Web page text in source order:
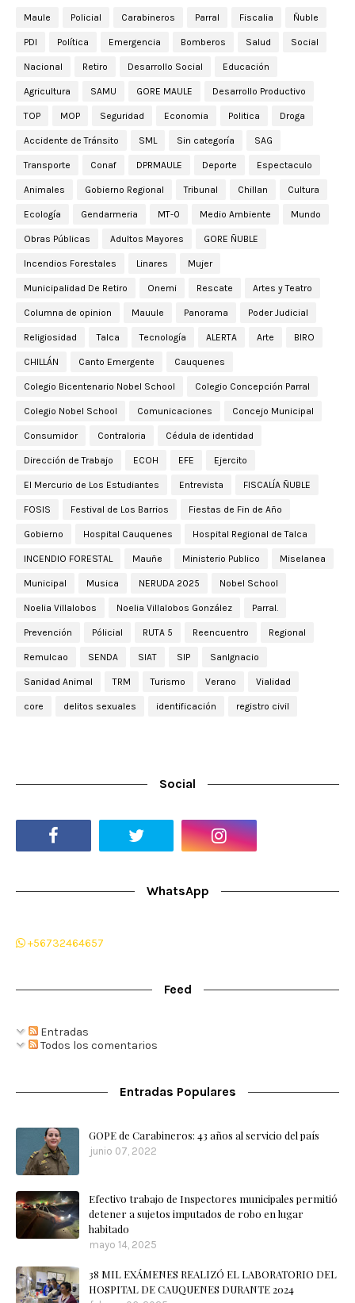
Maule Policial Carabineros Parral Fiscalia Ñuble
PDI Política Emergencia Bomberos Salud Social
Nacional Retiro Desarrollo Social Educación
Agricultura SAMU GORE MAULE Desarrollo Productivo
TOP MOP Seguridad Economia Politica Droga
Accidente de Tránsito SML Sin categoría SAG
Transporte Conaf DPRMAULE Deporte Espectaculo
Animales Gobierno Regional Tribunal Chillan Cultura
Ecología Gendarmeria MT-0 Medio Ambiente Mundo
Obras Públicas Adultos Mayores GORE ÑUBLE
Incendios Forestales Linares Mujer
Municipalidad De Retiro Onemi Rescate Artes y Teatro
Columna de opinion Mauule Panorama Poder Judicial
Religiosidad Talca Tecnología ALERTA Arte BIRO
CHILLÁN Canto Emergente Cauquenes
Colegio Bicentenario Nobel School Colegio Concepción Parral
Colegio Nobel School Comunicaciones Concejo Municipal
Consumidor Contraloria Cédula de identidad
Dirección de Trabajo ECOH EFE Ejercito
El Mercurio de Los Estudiantes Entrevista FISCALÍA ÑUBLE
FOSIS Festival de Los Barrios Fiestas de Fin de Año
Gobierno Hospital Cauquenes Hospital Regional de Talca
INCENDIO FORESTAL Mauñe Ministerio Publico Miselanea
Municipal Musica NERUDA 2025 Nobel School
Noelia Villalobos Noelia Villalobos González Parral.
Prevención Pólicial RUTA 5 Reencuentro Regional
Remulcao SENDA SIAT SIP SanIgnacio
Sanidad Animal TRM Turismo Verano Vialidad
core delitos sexuales identificación registro civil
Social
WhatsApp
+56732464657
Feed
Entradas
Todos los comentarios
Entradas Populares
GOPE de Carabineros: 43 años al servicio del país
junio 07, 2022
Efectivo trabajo de Inspectores municipales permitió
detener a sujetos imputados de robo en lugar
habitado
mayo 14, 2025
38 MIL EXÁMENES REALIZÓ EL LABORATORIO DEL
HOSPITAL DE CAUQUENES DURANTE 2024